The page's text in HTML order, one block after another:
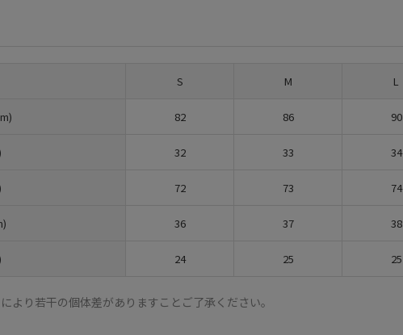
S M L
82 86 90
32 33 34
72 73 74
36 37 38
24 25 25
より若干の個体差がありますことご了承ください。